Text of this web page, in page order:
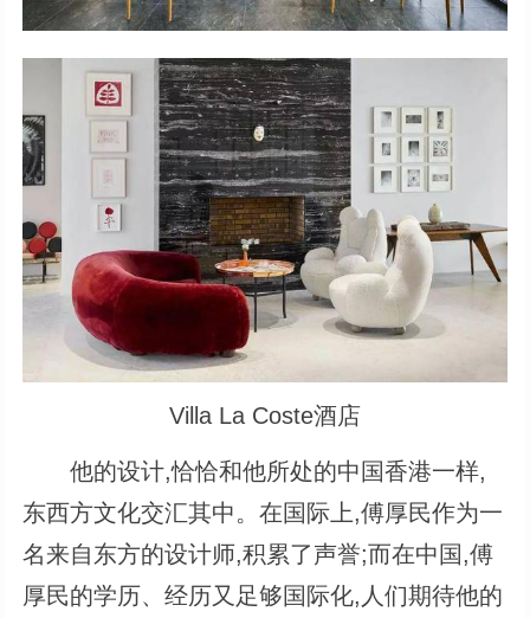
Villa La Coste酒店
他的设计,恰恰和他所处的中国香港一样,
东西方文化交汇其中。在国际上,傅厚民作为一
名来自东方的设计师,积累了声誉;而在中国,傅
厚民的学历、经历又足够国际化,人们期待他的